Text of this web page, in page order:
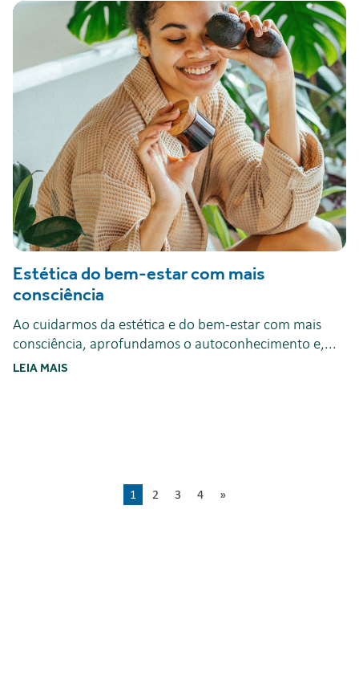
Estética do bem-estar com mais
consciência
Ao cuidarmos da estética e do bem-estar com mais
consciência, aprofundamos o autoconhecimento e,...
LEIA MAIS
1 2 3 4 »